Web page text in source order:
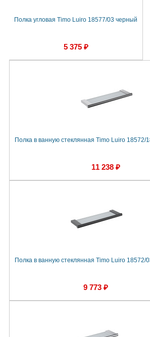
Полка угловая Timo Luiro 18577/03 черный
5 375 ₽
Полка в ванную стеклянная Timo Luiro 18572/
11 238 ₽
Полка в ванную стеклянная Timo Luiro 18572/
9 773 ₽